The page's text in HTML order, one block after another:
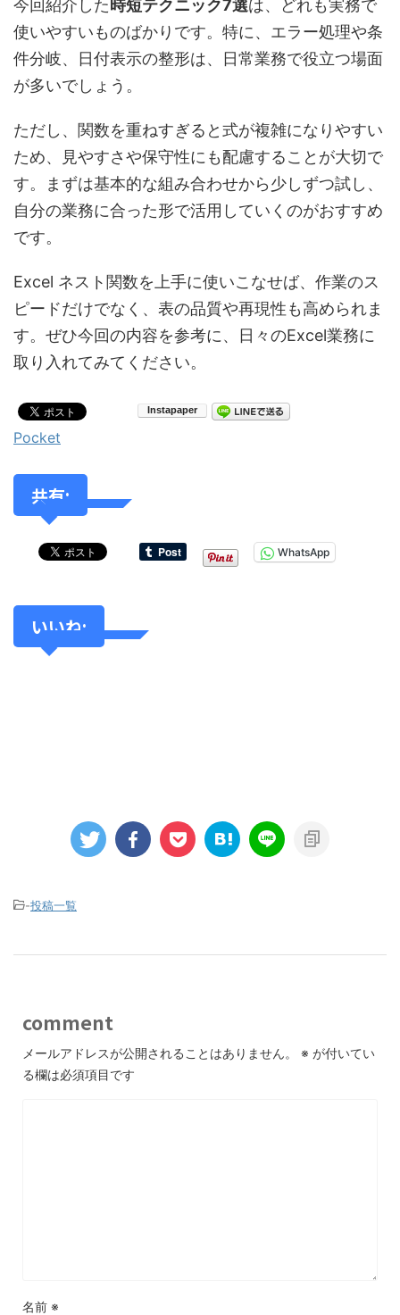
今回紹介した 時短テクニック7選は、どれも実務で
使いやすいものばかりです。特に、エラー処理や条
件分岐、日付表示の整形は、日常業務で役立つ場面
が多いでしょう。
ただし、関数を重ねすぎると式が複雑になりやすい
ため、見やすさや保守性にも配慮することが大切で
す。まずは基本的な組み合わせから少しずつ試し、
自分の業務に合った形で活用していくのがおすすめ
です。
Excel ネスト関数を上手に使いこなせば、作業のス
ピードだけでなく、表の品質や再現性も高められま
す。ぜひ今回の内容を参考に、日々のExcel業務に
取り入れてみてください。
Pocket
共有:
WhatsApp
いいね:
-投稿一覧
comment
メールアドレスが公開されることはありません。 ※ が付いてい
る欄は必須項目です
名前 ※